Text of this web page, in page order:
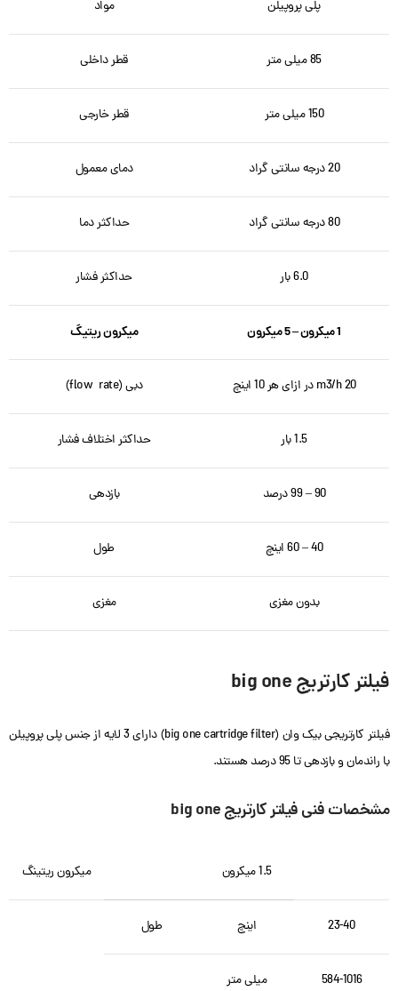
پلی پروپیلن مواد
85 میلی متر قطر داخلی
150 میلی متر قطر خارجی
20 درجه سانتی گراد دمای معمول
80 درجه سانتی گراد حداکثر دما
6.0 بار حداکثر فشار
1 میکرون – 5 میکرون میکرون ریتیگ
20 m3/h در ازای هر 10 اینچ دبی (flow rate)
1.5 بار حداکثر اختلاف فشار
90 – 99 درصد بازدهی
40 – 60 اینچ طول
بدون مغزی مغزی
فیلتر کارتریج big one
فیلتر کارتریجی بیک وان (big one cartridge filter) دارای 3 لایه از جنس پلی پروپیلن
با راندمان و بازدهی تا 95 درصد هستند.
مشخصات فنی فیلتر کارتریج big one
1.5 میکرون میکرون ریتینگ
23-40 اینچ طول
584-1016 میلی متر